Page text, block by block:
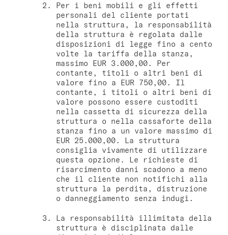
Per i beni mobili e gli effetti
personali del cliente portati
nella struttura, la responsabilità
della struttura è regolata dalle
disposizioni di legge fino a cento
volte la tariffa della stanza,
massimo EUR 3.000,00. Per
contante, titoli o altri beni di
valore fino a EUR 750,00. Il
contante, i titoli o altri beni di
valore possono essere custoditi
nella cassetta di sicurezza della
struttura o nella cassaforte della
stanza fino a un valore massimo di
EUR 25.000,00. La struttura
consiglia vivamente di utilizzare
questa opzione. Le richieste di
risarcimento danni scadono a meno
che il cliente non notifichi alla
struttura la perdita, distruzione
o danneggiamento senza indugi.
La responsabilità illimitata della
struttura è disciplinata dalle